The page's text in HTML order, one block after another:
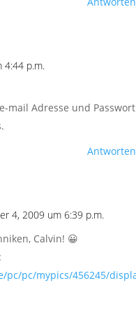
4:44 p.m.
mail Adresse und Passwort
Antworten
4, 2009 um 6:39 p.m.
Calvin! 😀
pc/mypics/456245/